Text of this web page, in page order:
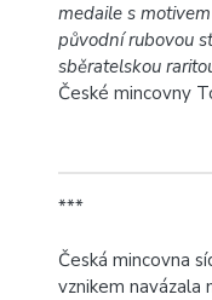
medaile s
původní rubovou
sběratelskou
České mincovny
***
Česká mincovna
vznikem navázala